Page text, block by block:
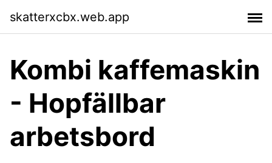
skatterxcbx.web.app
Kombi kaffemaskin
- Hopfällbar
arbetsbord